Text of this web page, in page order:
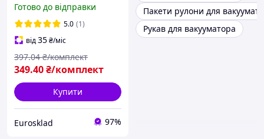
(22026)
Готово до відправки
5.0 (1)
від35₴/міс
349.40₴/комплект
397.04 ₴/комплект
Купити
Eurosklad 97%
Пакети рулони для
Рукав для вакууматора